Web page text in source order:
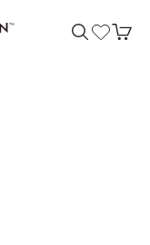
検索を開く
カー